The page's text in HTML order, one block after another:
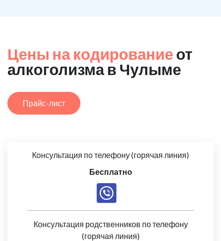
Цены на кодирование от
алкоголизма в Чулыме
Прайс-лист
Консультация по телефону (горячая линия)
Бесплатно
Консультация родственников по телефону
(горячая линия)